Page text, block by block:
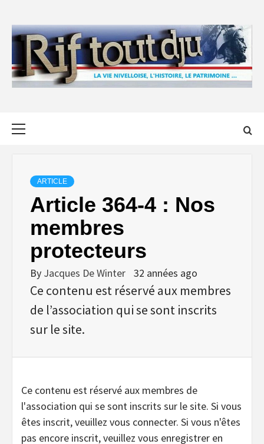
content
ARTICLE
Article 364-4 : Nos
membres
protecteurs
By Jacques De Winter 32 années ago
Ce contenu est réservé aux membres
de l’association qui se sont inscrits
sur le site.
Ce contenu est réservé aux membres de
l'association qui se sont inscrits sur le site. Si vous
êtes inscrit, veuillez vous connecter. Si vous n'êtes
pas encore inscrit, veuillez vous enregistrer en